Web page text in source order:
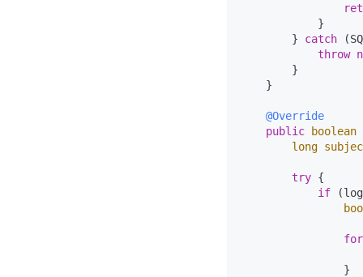
            }
        }
catch
throw
        }
    }
@Override
public
boolean
long
try {
if
for
                }